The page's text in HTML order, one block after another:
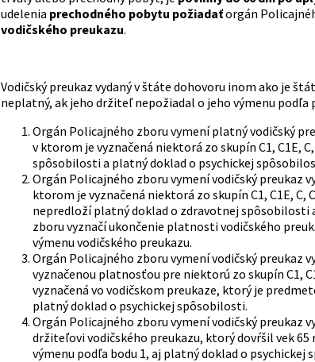
udelenia prechodného pobytu požiadaťorgán
vodičského preukazu.
Vodičský preukaz vydaný v štáte dohovoru inom ako je
neplatný, ak jeho držiteľ nepožiadal o jeho výmenu podľa
Orgán Policajného zboru vymení platný vodičský
v ktorom je vyznačená niektorá zo skupín C1, C1E,
spôsobilosti a platný doklad o psychickej
Orgán Policajného zboru vymení vodičský preukaz
ktorom je vyznačená niektorá zo skupín C1, C1E,
nepredloží platný doklad o zdravotnej spôsobilosti
zboru vyznačí ukončenie platnosti vodičského
výmenu vodičského preukazu.
Orgán Policajného zboru vymení vodičský preukaz
vyznačenou platnosťou pre niektorú zo skupín C1,
vyznačená vo vodičskom preukaze, ktorý je
platný doklad o psychickej spôsobilosti.
Orgán Policajného zboru vymení vodičský preukaz
držiteľovi vodičského preukazu, ktorý dovŕšil vek
výmenu podľa bodu 1, aj platný doklad o psychickej